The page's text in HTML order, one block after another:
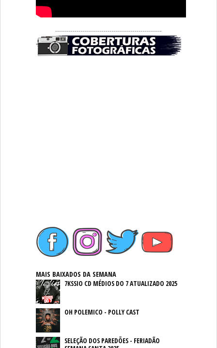
-------------------------------------------------------
MAIS BAIXADOS DA SEMANA
7KSSIO CD MÉDIOS DO 7 ATUALIZADO 2025
OH POLEMICO - POLLY CAST
SELEÇÃO DOS PAREDÕES - FERIADÃO